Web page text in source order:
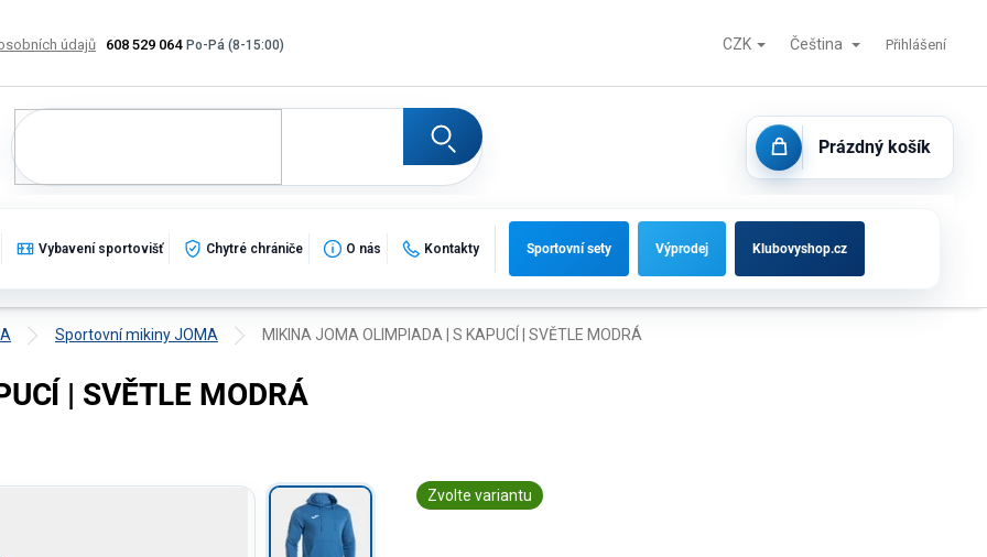
608 529 064
údajů Výměna, vrácení a reklamace zboží Fotbalové branky, střídačky a vybavení hřišť Kontakty
CZK Čeština Přihlášení
NÁKUPNÍ
KOŠÍK
Prázdný košík
Vybavení sportovišť Chytré chrániče O nás Kontakty Sportovní sety Výprodej Klubovyshop.cz
Sportovní mikiny JOMA MIKINA JOMA OLIMPIADA | S KAPUCÍ | SVĚTLE MODRÁ
| SVĚTLE MODRÁ
Zvolte variantu